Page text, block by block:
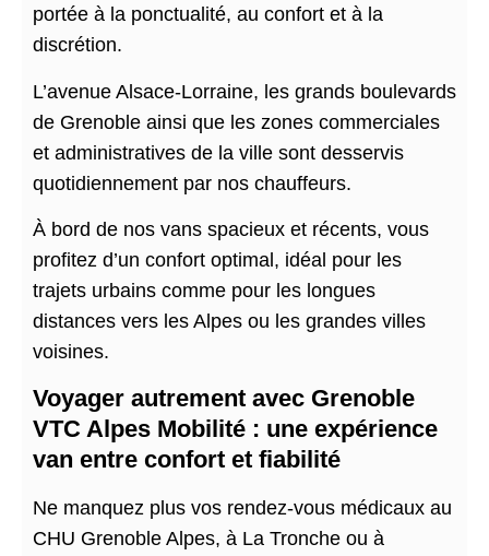
portée à la ponctualité, au confort et à la
discrétion.
L’avenue Alsace-Lorraine, les grands boulevards
de Grenoble ainsi que les zones commerciales
et administratives de la ville sont desservis
quotidiennement par nos chauffeurs.
À bord de nos vans spacieux et récents, vous
profitez d’un confort optimal, idéal pour les
trajets urbains comme pour les longues
distances vers les Alpes ou les grandes villes
voisines.
Voyager autrement avec Grenoble
VTC Alpes Mobilité : une expérience
van entre confort et fiabilité
Ne manquez plus vos rendez-vous médicaux au
CHU Grenoble Alpes, à La Tronche ou à